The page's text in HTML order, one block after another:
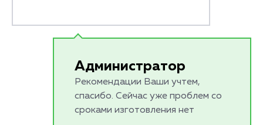
Администратор
Рекомендации Ваши учтем,
спасибо. Сейчас уже проблем со
сроками изготовления нет